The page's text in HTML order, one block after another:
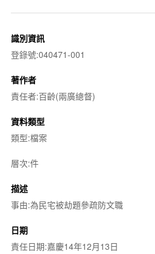
識別資訊
登錄號:040471-001
著作者
責任者:百齡(兩廣總督)
資料類型
類型:檔案
層次:件
描述
事由:為民宅被劫題參疏防文職
日期
責任日期:嘉慶14年12月13日